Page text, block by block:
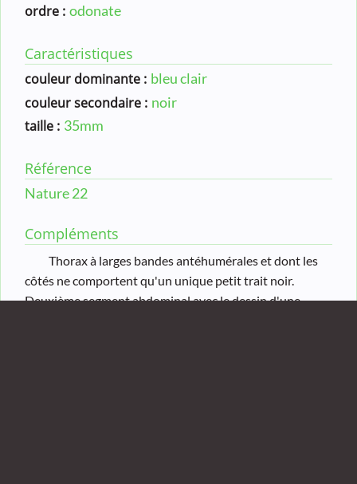
ordre : odonate
Caractéristiques
couleur dominante : bleu clair
couleur secondaire : noir
taille : 35mm
Référence
Nature 22
Compléments
Thorax à larges bandes antéhumérales et dont les
côtés ne comportent qu'un unique petit trait noir.
Deuxième segment abdominal avec le dessin d'une